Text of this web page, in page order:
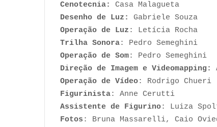
Cenotecnia:
Casa Malagueta
Desenho de Luz: Gabriele Souza
Operação de Luz : Letícia Rocha
Trilha Sonora: Pedro Semeghini
Operação de Som: Pedro Semeghini
Direção de Imagem e Videomapping:
Operação de Vídeo: Rodrigo Chueri
Figurinista: Anne Cerutti
Assistente de Figurino: Luiza
Fotos : Bruna Massarelli, Caio